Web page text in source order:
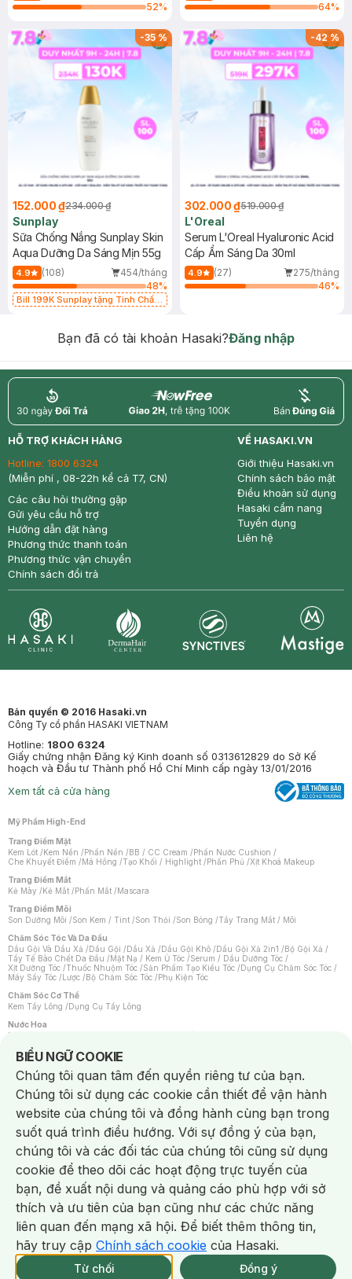
52%
64%
-35%
152.000 ₫234.000 ₫
Sunplay
Sữa Chống Nắng Sunplay Skin
Aqua Dưỡng Da Sáng Mịn 55g
4.9 (108)
454/tháng
48%
Bill 199K Sunplay tặng Tinh Chất
-42%
302.000 ₫519.000 ₫
L'Oreal
Serum L'Oreal Hyaluronic Acid
Cấp Ẩm Sáng Da 30ml
4.9 (27)
275/tháng
46%
NowFree 2H Giao Nhanh Miễn Phí 2H Xem chi tiết
93/337 CN CÒN SP Mua online
Bạn đã có tài khoản Hasaki?Đăng nhập
return nowfree price
HỖ TRỢ KHÁCH HÀNG
Hotline: 1800 6324
(Miễn phí , 08-22h kể cả T7, CN)
Các câu hỏi thường gặp
Gửi yêu cầu hỗ trợ
Hướng dẫn đặt hàng
Phương thức thanh toán
Phương thức vận chuyển
Chính sách đổi trả
VỀ HASAKI.VN
Giới thiệu Hasaki.vn
Chính sách bảo mật
Điều khoản sử dụng
Hasaki cẩm nang
Tuyển dụng
Liên hệ
Bản quyền © 2016 Hasaki.vn
Công Ty cổ phần HASAKI VIETNAM
Hotline: 1800 6324
Giấy chứng nhận Đăng ký Kinh doanh số 0313612829 do Sở Kế
hoạch và Đầu tư Thành phố Hồ Chí Minh cấp ngày 13/01/2016
Xem tất cả cửa hàng
Mỹ Phẩm High-End
Trang Điểm Mặt
Kem Lót /Kem Nền /Phấn Nền /BB / CC Cream /Phấn Nước Cushion /
Che Khuyết Điểm /Má Hồng /Tạo Khối / Highlight /Phấn Phủ /Xịt Khoá Makeup
Trang Điểm Mắt
Kẻ Mày /Kẻ Mắt /Phấn Mắt /Mascara
Trang Điểm Môi
Son Dưỡng Môi /Son Kem / Tint /Son Thỏi /Son Bóng /Tẩy Trang Mắt / Môi
Chăm Sóc Tóc Và Da Đầu
Dầu Gội Và Dầu Xả /Dầu Gội /Dầu Xả /Dầu Gội Khô /Dầu Gội Xả 2in1 /Bộ Gội Xả /
Tẩy Tế Bào Chết Da Đầu /Mặt Nạ / Kem Ủ Tóc /Serum / Dầu Dưỡng Tóc /
Xịt Dưỡng Tóc /Thuốc Nhuộm Tóc /Sản Phẩm Tạo Kiểu Tóc /Dụng Cụ Chăm Sóc Tóc /
Máy Sấy Tóc /Lược /Bộ Chăm Sóc Tóc /Phụ Kiện Tóc
Chăm Sóc Cơ Thể
Kem Tẩy Lông /Dụng Cụ Tẩy Lông
Nước Hoa
Nước Hoa Nữ
Chăm Sóc Cá Nhân
Chống Muỗi /Khẩu Trang /Máy Massage/Mặt Nạ Xông Hơi /Nước Rửa Tay/
Sản Phẩm Chăm Sóc Khác /Bàn Chải Đánh Răng /Bàn Chải Điện/
Hỗ Trợ Trắng Răng/Kem Đánh Răng /Máy Tăm Nước/ Nước Súc Miệng/
Tăm / Chỉ Nha Khoa/ Xịt Thơm Miệng / Dung Dịch Vệ Sinh/Dưỡng Vùng Kín/
Khăn Ướt Vệ Sinh Vùng Kín/Băng Vệ Sinh/Tampon/Bọt Cạo Râu /Dao Cạo Râu/
Máy Cạo Râu
Vấn Đề Về Da
Da Dầu / Lỗ Chân Lông To/ Da Khô / Mất Nước/ Da Lão Hóa/ Da Mụn/
Da Nhạy Cảm / Kích Ứng
Da Xỉn Màu Thâm / Nám / Tàn Nhang
Quầng Thâm & Bọng Mắt /Sẹo /Viêm Da Cơ Địa
Dụng Cụ / Phụ Kiện Chăm Sóc Da
Bông Tẩy Trang
Khăn Lau Mặt Khô Dụng Cụ / Máy Rửa Mặt Máy Chăm Sóc Da
Dụng Cụ Chăm Sóc Khác
BIỂU NGỮ COOKIE
Notice about cookies usage
Chúng tôi quan tâm đến quyền riêng tư của bạn.
Chúng tôi sử dụng các cookie cần thiết để vận hành
website của chúng tôi và đồng hành cùng bạn trong
suốt quá trình điều hướng. Với sự đồng ý của bạn,
chúng tôi và các đối tác của chúng tôi cũng sử dụng
cookie để theo dõi các hoạt động trực tuyến của
bạn, đề xuất nội dung và quảng cáo phù hợp với sở
thích và ưu tiên của bạn cũng như các chức năng
liên quan đến mạng xã hội. Để biết thêm thông tin,
hãy truy cập Chính sách cookie của Hasaki.
Từ chối Đồng ý